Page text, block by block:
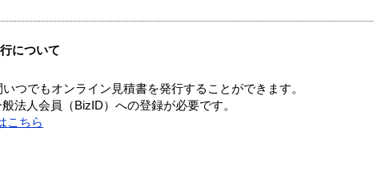
について
つでもオンライン見積書を発行することができます。
法人会員（BizID）への登録が必要です。
こちら